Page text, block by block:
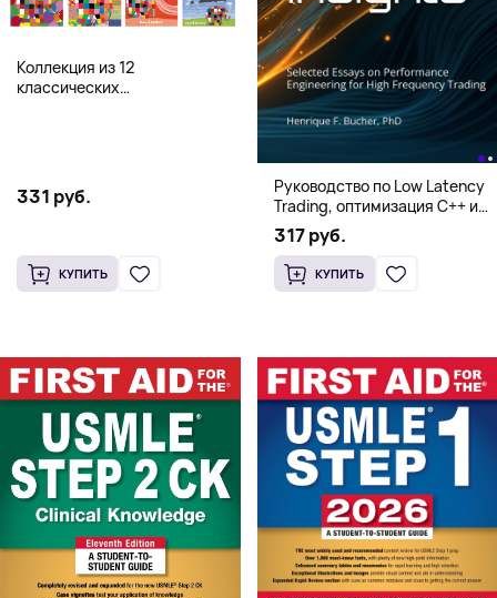
Коллекция из 12
классических
331 руб.
КУПИТЬ
Руководство по Low Latency
Trading, оптимизация C++ и
системная архитектура для
HFT
317 руб.
КУПИТЬ